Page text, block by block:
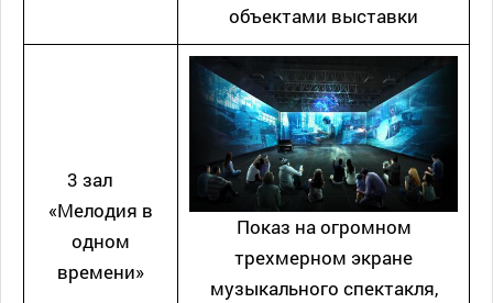
объектами выставки
3 зал
«Мелодия в
одном
времени»
Показ на огромном
трехмерном экране
музыкального спектакля,